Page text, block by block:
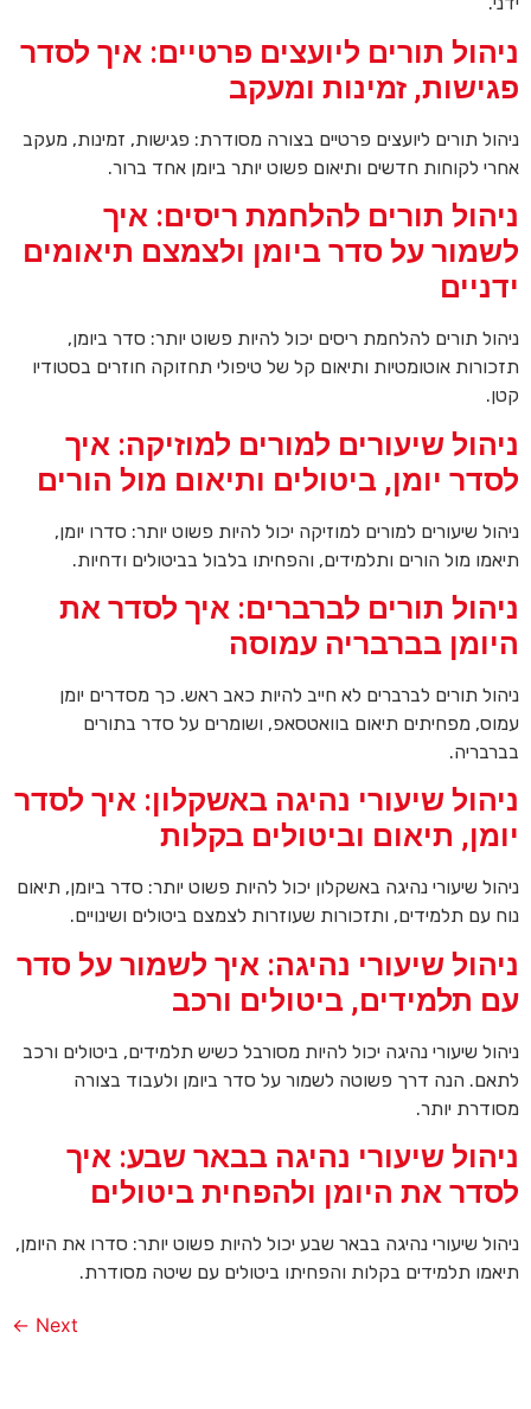
ניהול תורים ליועצים פרטיים: איך לסדר
פגישות, זמינות ומעקב
ניהול תורים ליועצים פרטיים בצורה מסודרת: פגישות, זמינות, מעקב
אחרי לקוחות חדשים ותיאום פשוט יותר ביומן אחד ברור.
ניהול תורים להלחמת ריסים: איך
לשמור על סדר ביומן ולצמצם תיאומים
ידניים
ניהול תורים להלחמת ריסים יכול להיות פשוט יותר: סדר ביומן,
תזכורות אוטומטיות ותיאום קל של טיפולי תחזוקה חוזרים בסטודיו
קטן.
ניהול שיעורים למורים למוזיקה: איך
לסדר יומן, ביטולים ותיאום מול הורים
ניהול שיעורים למורים למוזיקה יכול להיות פשוט יותר: סדרו יומן,
תיאמו מול הורים ותלמידים, והפחיתו בלבול בביטולים ודחיות.
ניהול תורים לברברים: איך לסדר את
היומן בברבריה עמוסה
ניהול תורים לברברים לא חייב להיות כאב ראש. כך מסדרים יומן
עמוס, מפחיתים תיאום בוואטסאפ, ושומרים על סדר בתורים
בברבריה.
ניהול שיעורי נהיגה באשקלון: איך לסדר
יומן, תיאום וביטולים בקלות
ניהול שיעורי נהיגה באשקלון יכול להיות פשוט יותר: סדר ביומן, תיאום
נוח עם תלמידים, ותזכורות שעוזרות לצמצם ביטולים ושינויים.
ניהול שיעורי נהיגה: איך לשמור על סדר
עם תלמידים, ביטולים ורכב
ניהול שיעורי נהיגה יכול להיות מסורבל כשיש תלמידים, ביטולים ורכב
לתאם. הנה דרך פשוטה לשמור על סדר ביומן ולעבוד בצורה
מסודרת יותר.
ניהול שיעורי נהיגה בבאר שבע: איך
לסדר את היומן ולהפחית ביטולים
ניהול שיעורי נהיגה בבאר שבע יכול להיות פשוט יותר: סדרו את היומן,
תיאמו תלמידים בקלות והפחיתו ביטולים עם שיטה מסודרת.
Next
←